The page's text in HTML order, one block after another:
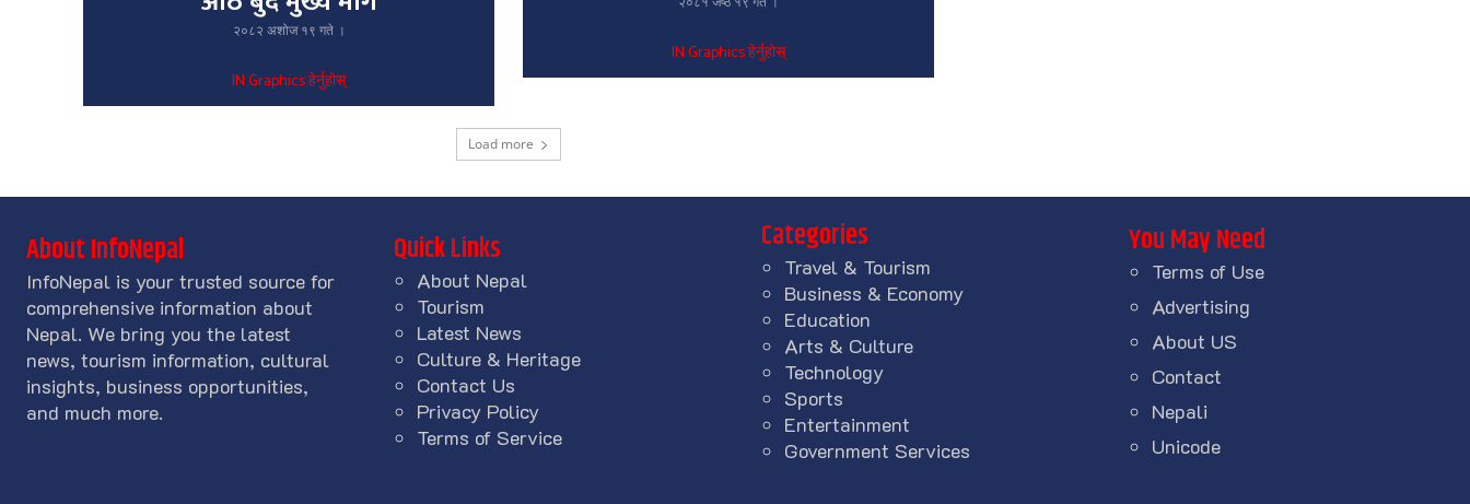
२०८२ अशोज १९ गते ।
IN Graphics हेर्नुहोस्
IN Graphics हेर्नुहोस्
Load more
About InfoNepal
InfoNepal is your trusted source for
comprehensive information about
Nepal. We bring you the latest
news, tourism information, cultural
insights, business opportunities,
and much more.
Quick Links
About Nepal
Tourism
Latest News
Culture & Heritage
Contact Us
Privacy Policy
Terms of Service
Categories
Travel & Tourism
Business & Economy
Education
Arts & Culture
Technology
Sports
Entertainment
Government Services
You May Need
Terms of Use
Advertising
About US
Contact
Nepali
Unicode